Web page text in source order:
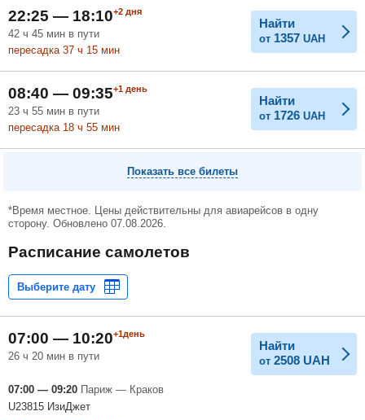
22:25 — 18:10+2 дня
42 ч 45 мин в пути
пересадка 37 ч 15 мин
Найти
от 1357 UAH
08:40 — 09:35+1 день
23 ч 55 мин в пути
пересадка 18 ч 55 мин
Найти
от 1726 UAH
Показать все билеты
*Время местное. Цены действительны для авиарейсов в одну
сторону. Обновлено 07.08.2026.
Расписание самолетов
07:00 — 10:20+1день
26 ч 20 мин в пути
Найти
от 2508 UAH
07:00 — 09:20 Париж — Краков
U23815 ИзиДжет